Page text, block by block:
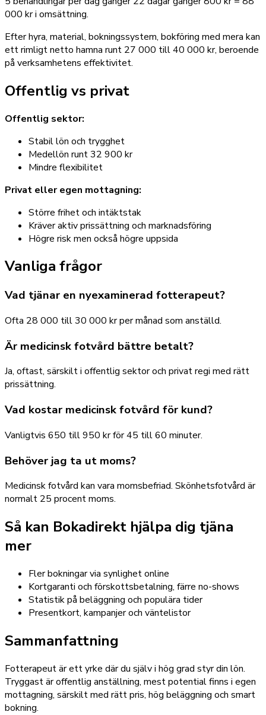
000 kr i omsättning.
Efter hyra, material, bokningssystem, bokföring med mera kan
ett rimligt netto hamna runt 27 000 till 40 000 kr, beroende
på verksamhetens effektivitet.
Offentlig vs privat
Offentlig sektor:
Stabil lön och trygghet
Medellön runt 32 900 kr
Mindre flexibilitet
Privat eller egen mottagning:
Större frihet och intäktstak
Kräver aktiv prissättning och marknadsföring
Högre risk men också högre uppsida
Vanliga frågor
Vad tjänar en nyexaminerad fotterapeut?
Ofta 28 000 till 30 000 kr per månad som anställd.
Är medicinsk fotvård bättre betalt?
Ja, oftast, särskilt i offentlig sektor och privat regi med rätt
prissättning.
Vad kostar medicinsk fotvård för kund?
Vanligtvis 650 till 950 kr för 45 till 60 minuter.
Behöver jag ta ut moms?
Medicinsk fotvård kan vara momsbefriad. Skönhetsfotvård är
normalt 25 procent moms.
Så kan Bokadirekt hjälpa dig tjäna
mer
Fler bokningar via synlighet online
Kortgaranti och förskottsbetalning, färre no-shows
Statistik på beläggning och populära tider
Presentkort, kampanjer och väntelistor
Sammanfattning
Fotterapeut är ett yrke där du själv i hög grad styr din lön.
Tryggast är offentlig anställning, mest potential finns i egen
mottagning, särskilt med rätt pris, hög beläggning och smart
bokning.